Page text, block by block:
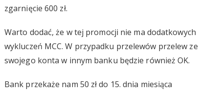
zgarnięcie 600 zł.
Warto dodać, że w tej promocji nie ma dodatkowych
wykluczeń MCC. W przypadku przelewów przelew ze
swojego konta w innym banku będzie również OK.
Bank przekaże nam 50 zł do 15. dnia miesiąca